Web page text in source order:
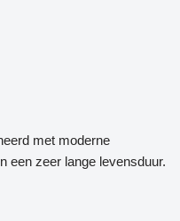
met moderne
een zeer lange levensduur.